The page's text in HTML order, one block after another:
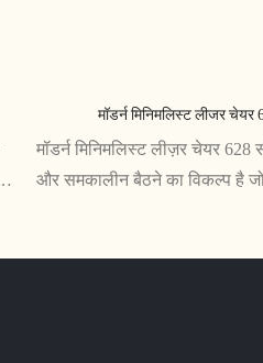
मॉडर्न मिनिमलिस्ट लीजर चेयर
मॉडर्न मिनिमलिस्ट लीज़र चेयर 628
और समकालीन बैठने का विकल्प है